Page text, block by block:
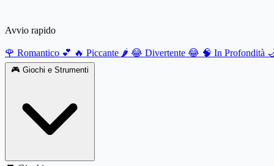
Avvio rapido
🌹 Romantico 💕 🔥 Piccante 🌶️ 😂 Divertente 😂 🧠 In Profondità
🎮 Giochi e Strumenti